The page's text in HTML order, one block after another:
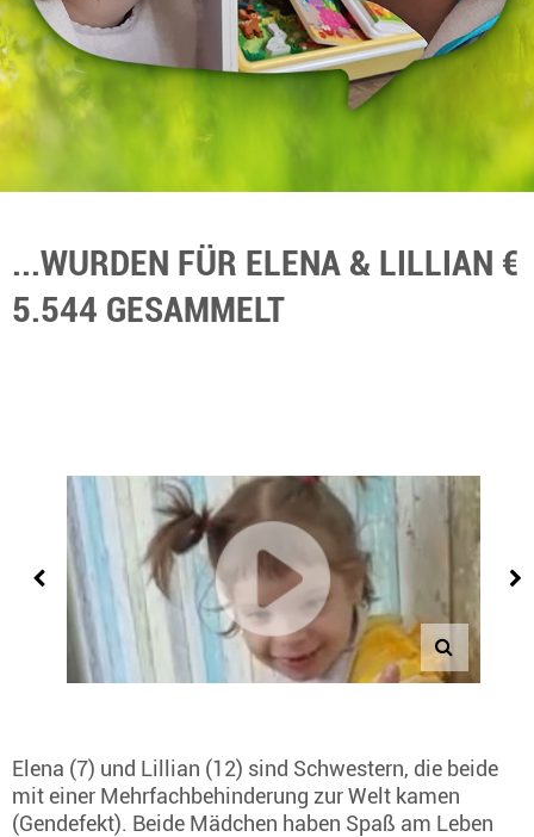
...WURDEN FÜR ELENA & LILLIAN €
5.544 GESAMMELT
Elena (7) und Lillian (12) sind Schwestern, die beide
mit einer Mehrfachbehinderung zur Welt kamen
(Gendefekt). Beide Mädchen haben Spaß am Leben